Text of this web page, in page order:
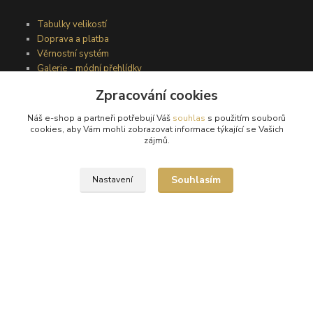
Tabulky velikostí
Doprava a platba
Věrnostní systém
Galerie - módní přehlídky
Podmínky užití webového rozhraní
Obchodní podmínky
Zpracování cookies
Náš e-shop a partneři potřebují Váš souhlas s použitím souborů
cookies, aby Vám mohli zobrazovat informace týkající se Vašich
zájmů.
Nastavení Souhlasím